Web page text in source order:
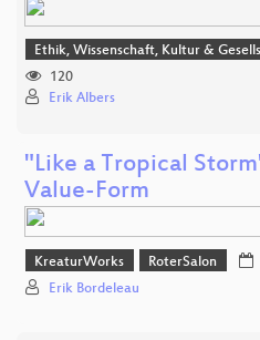
Ethik, Wissenschaft, Kultur &
120
Erik Albers
"Like a Tropical
Value-Form
KreaturWorks RoterSalon
Erik Bordeleau